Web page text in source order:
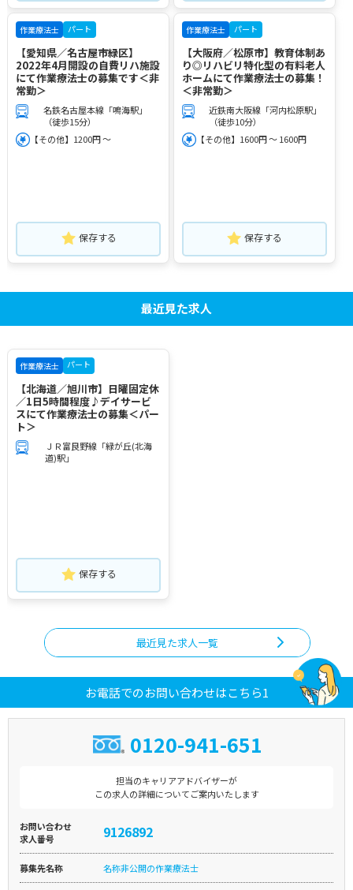
作業療法士 パート
【愛知県／名古屋市緑区】
2022年4月開設の自費リハ施設
にて作業療法士の募集です＜非
常勤＞
名鉄名古屋本線「鳴海駅」
（徒歩15分）
【その他】1200円 ～
保存する
作業療法士 パート
【大阪府／松原市】教育体制あ
り◎リハビリ特化型の有料老人
ホームにて作業療法士の募集！
＜非常勤＞
近鉄南大阪線「河内松原駅」
（徒歩10分）
【その他】1600円 ～ 1600円
保存する
最近見た求人
作業療法士 パート
【北海道／旭川市】日曜固定休
／1日5時間程度♪デイサービ
スにて作業療法士の募集＜パー
ト＞
ＪＲ富良野線「緑が丘(北海
道)駅」
保存する
最近見た求人一覧
お電話でのお問い合わせはこちら1
0120-941-651
担当のキャリアアドバイザーが
この求人の詳細についてご案内いたします
お問い合わせ
求人番号
9126892
募集先名称 名称非公開の作業療法士